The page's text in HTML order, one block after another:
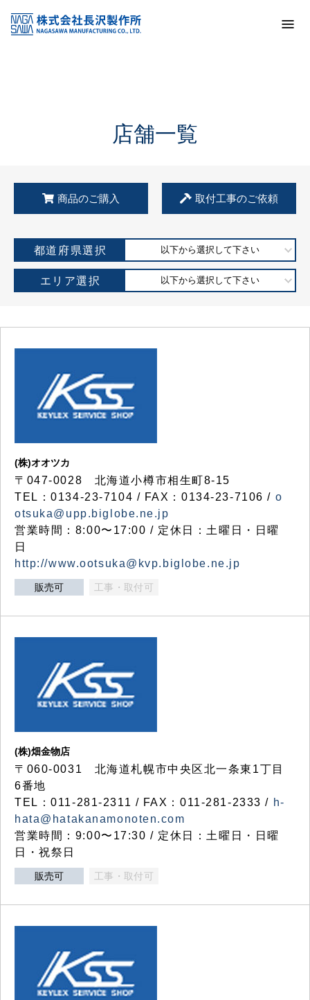
KSS加盟店・取扱店情報
店舗一覧
店舗一覧
商品のご購入 取付工事のご依頼
都道府県選択 以下から選択して下さい
エリア選択 以下から選択して下さい
(株)オオツカ
〒047-0028 北海道小樽市相生町8-15
TEL：0134-23-7104 / FAX：0134-23-7106 / o
otsuka@upp.biglobe.ne.jp
営業時間：8:00〜17:00 / 定休日：土曜日・日曜
日
http://www.ootsuka@kvp.biglobe.ne.jp
販売可 工事・取付可
(株)畑金物店
〒060-0031 北海道札幌市中央区北一条東1丁目
6番地
TEL：011-281-2311 / FAX：011-281-2333 / h-
hata@hatakanamonoten.com
営業時間：9:00〜17:30 / 定休日：土曜日・日曜
日・祝祭日
販売可 工事・取付可